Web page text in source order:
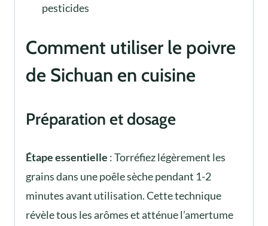
pesticides
Comment utiliser le poivre
de Sichuan en cuisine
Préparation et dosage
Étape essentielle : Torréfiez légèrement les
grains dans une poêle sèche pendant 1-2
minutes avant utilisation. Cette technique
révèle tous les arômes et atténue l’amertume